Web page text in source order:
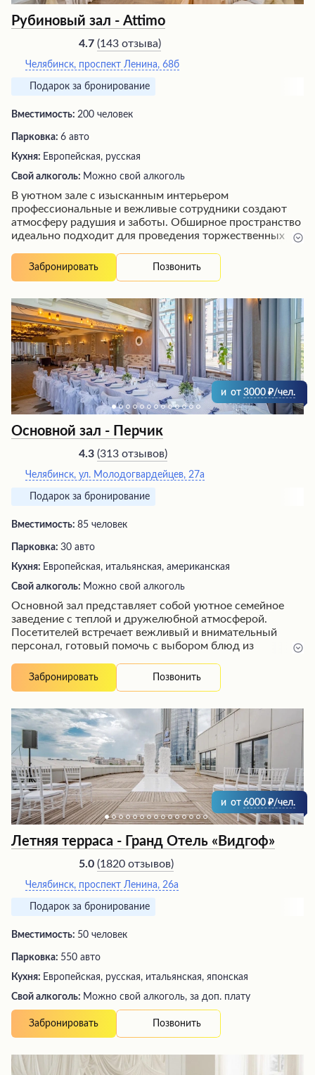
Рубиновый зал - Attimo
4.7 (143 отзыва)
Челябинск, проспект Ленина, 68б
Подарок за бронирование
Вместимость: 200 человек
Парковка: 6 авто
Кухня: Европейская, русская
Свой алкоголь: Можно свой алкоголь
В уютном зале с изысканным интерьером
профессиональные и вежливые сотрудники создают
атмосферу радушия и заботы. Обширное пространство
идеально подходит для проведения торжественных
вкусных блюд, приготовленных опытными поварами, а
также восхитительными десертами собственного
талантливых официантов и менеджеров дополняет
атмосферу праздника и оставляет незабываемые
впечатления.
Забронировать Позвонить
и от 3000 /чел.
Основной зал - Перчик
4.3 (313 отзывов)
Челябинск, ул. Молодогвардейцев, 27а
Подарок за бронирование
Вместимость: 85 человек
Парковка: 30 авто
Кухня: Европейская, итальянская, американская
Свой алкоголь: Можно свой алкоголь
Основной зал представляет собой уютное семейное
заведение с теплой и дружелюбной атмосферой.
Посетителей встречает вежливый и внимательный
персонал, готовый помочь с выбором блюд из
вкусной едой по доступным ценам. Для семей с детьми
предусмотрена специальная комната, которая
Заведение отличается чистотой и комфортной
обстановкой, позволяющей провести время в приятной
компании или устроить веселую вечеринку.
Забронировать Позвонить
и от 6000 /чел.
Летняя терраса - Гранд Отель «Видгоф»
5.0 (1820 отзывов)
Челябинск, проспект Ленина, 26а
Подарок за бронирование
Вместимость: 50 человек
Парковка: 550 авто
Кухня: Европейская, русская, итальянская, японская
Свой алкоголь: Можно свой алкоголь, за доп. плату
Забронировать Позвонить